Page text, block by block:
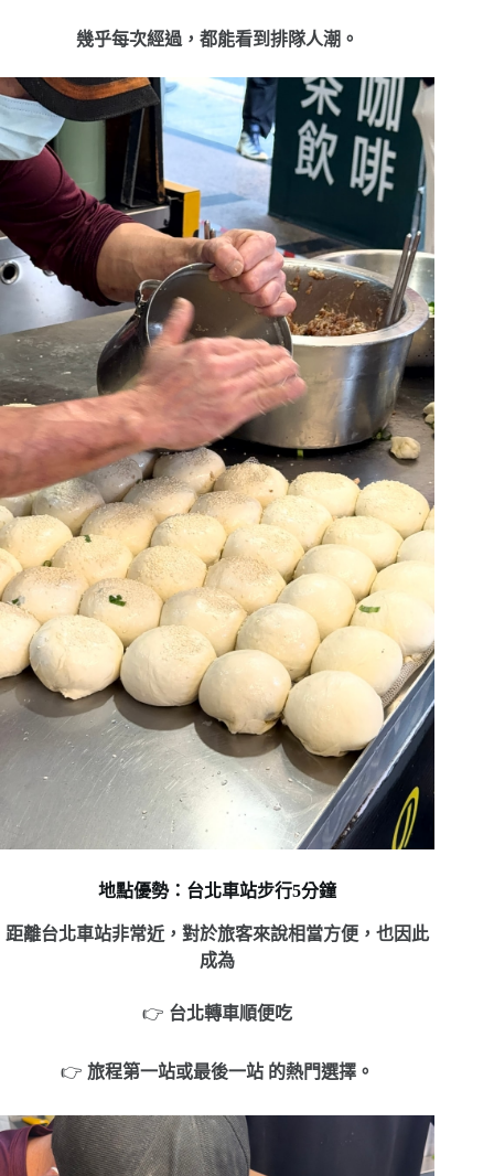
幾乎每次經過，都能看到排隊人潮。
地點優勢：台北車站步行5分鐘
距離台北車站非常近，對於旅客來說相當方便，也因此
成為
👉 台北轉車順便吃
👉旅程第一站或最後一站 的熱門選擇。